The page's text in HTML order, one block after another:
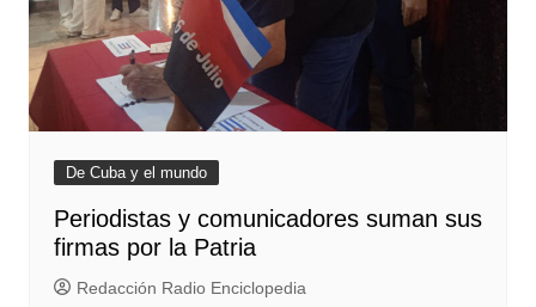
De Cuba y el mundo
Periodistas y comunicadores suman sus
firmas por la Patria
Redacción Radio Enciclopedia